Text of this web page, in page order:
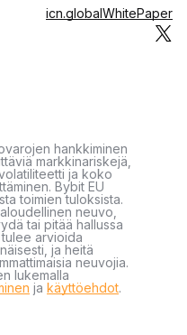
icn.globalWhitePaper
hankkiminen
markkinariskejä,
ja koko
Bybit EU
toimien tuloksista.
neuvo,
tai pitää hallussa
arvioida
ja heitä
neuvojia.
lukemalla
ja käyttöehdot.